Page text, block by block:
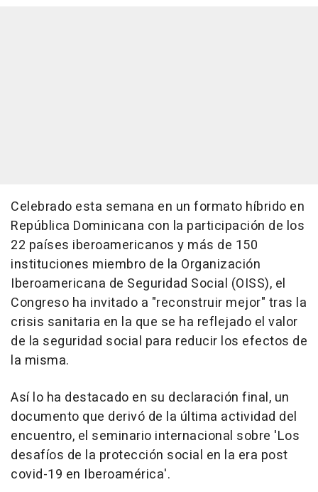
Celebrado esta semana en un formato híbrido en
República Dominicana con la participación de los
22 países iberoamericanos y más de 150
instituciones miembro de la Organización
Iberoamericana de Seguridad Social (OISS), el
Congreso ha invitado a "reconstruir mejor" tras la
crisis sanitaria en la que se ha reflejado el valor
de la seguridad social para reducir los efectos de
la misma.
Así lo ha destacado en su declaración final, un
documento que derivó de la última actividad del
encuentro, el seminario internacional sobre 'Los
desafíos de la protección social en la era post
covid-19 en Iberoamérica'.